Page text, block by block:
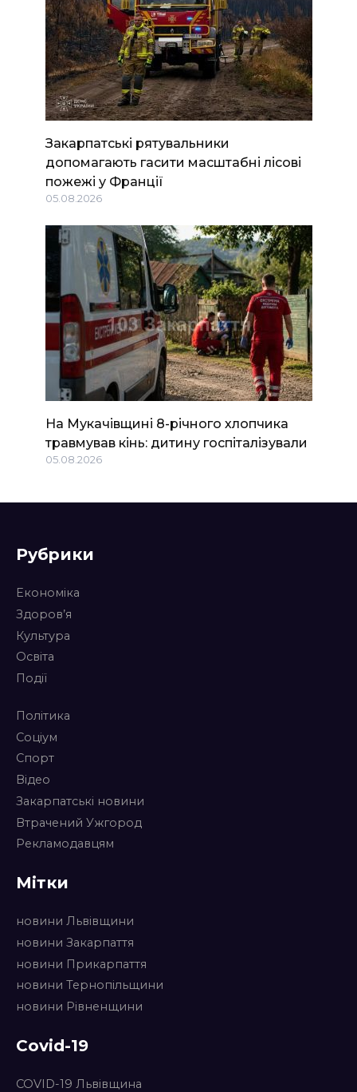
Закарпатські рятувальники
допомагають гасити масштабні лісові
пожежі у Франції
05.08.2026
На Мукачівщині 8-річного хлопчика
травмував кінь: дитину госпіталізували
05.08.2026
Рубрики
Економіка
Здоров’я
Культура
Освіта
Події
Політика
Соціум
Спорт
Відео
Закарпатські новини
Втрачений Ужгород
Рекламодавцям
Мітки
новини Львівщини
новини Закарпаття
новини Прикарпаття
новини Тернопільщини
новини Рівненщини
Covid-19
COVID-19 Львівщина